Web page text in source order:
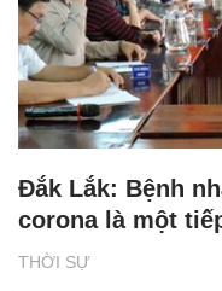
THỜI SỰ
Đắk Lắk: Bệnh
corona là một